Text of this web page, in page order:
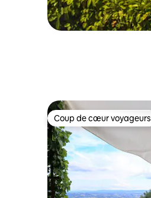
Coup de cœur voyageurs
Coup de cœur voyageurs